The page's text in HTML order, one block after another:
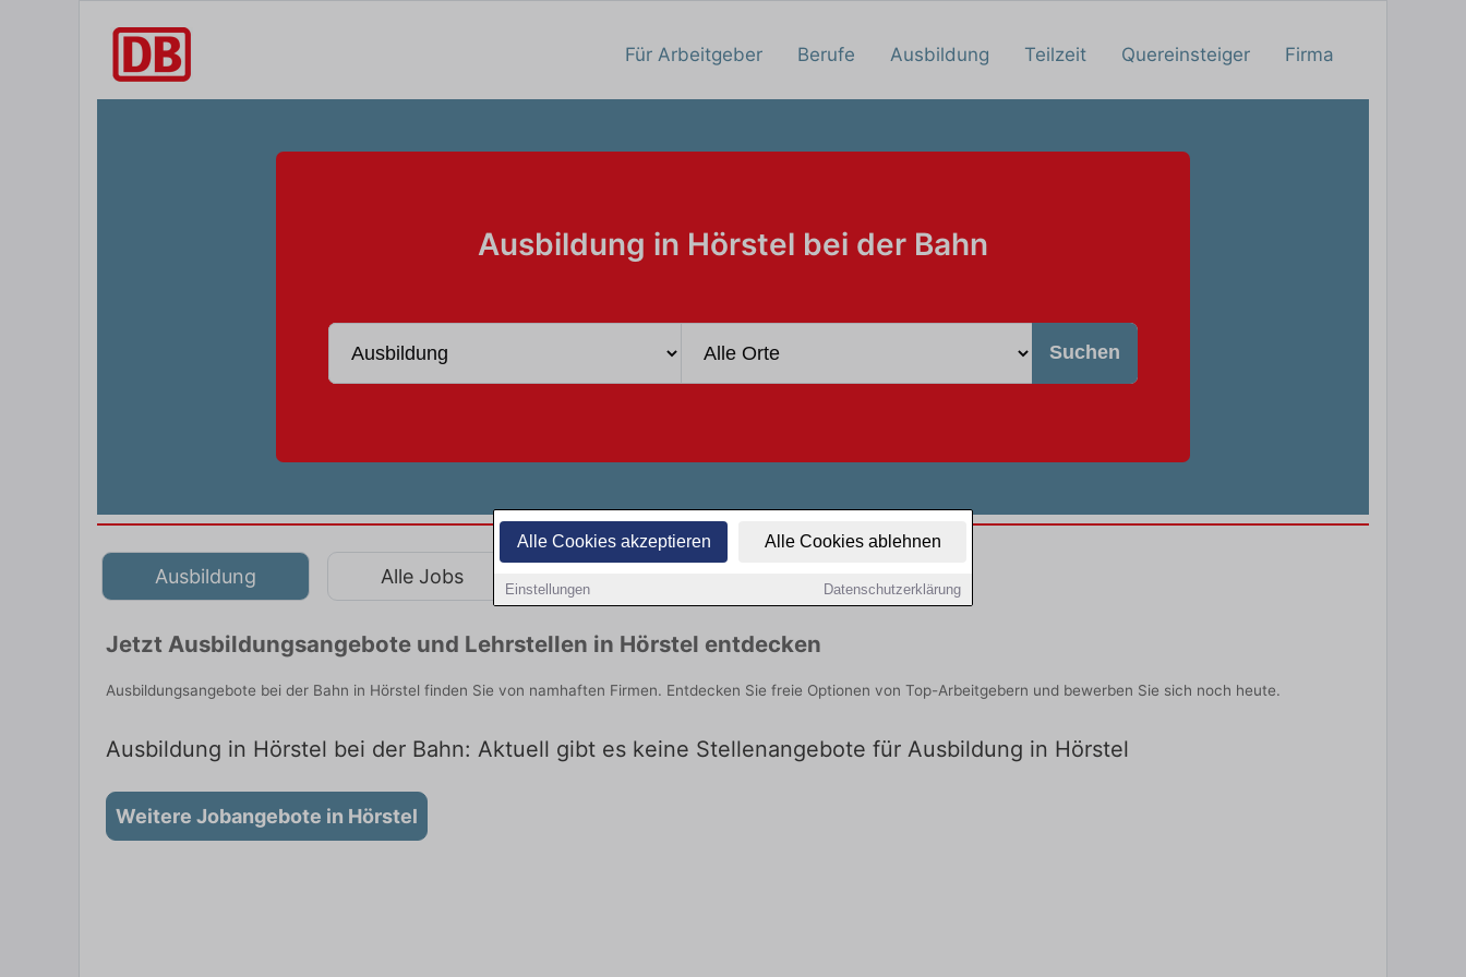
Alle Cookies akzeptieren Alle Cookies ablehnen
Einstellungen Datenschutzerklärung
Für Arbeitgeber Berufe Ausbildung Teilzeit Quereinsteiger Firma
Ausbildung in Hörstel bei der Bahn
Suchen
Ausbildung Alle Jobs
Jetzt Ausbildungsangebote und Lehrstellen in Hörstel entdecken
Ausbildungsangebote bei der Bahn in Hörstel finden Sie von namhaften Firmen. Entdecken Sie freie Optionen von Top-Arbeitgebern und bewerben Sie sich noch heute.
Ausbildung in Hörstel bei der Bahn: Aktuell gibt es keine Stellenangebote für Ausbildung in Hörstel
Weitere Jobangebote in Hörstel